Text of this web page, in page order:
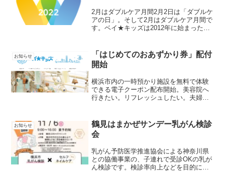
2月はダブルケア月間2月2日は「ダブルケ
アの日」。そして2月はダブルケア月間で
す。ベイ★キッズは2012年に始まったダ
りと協力してきました。ベイ★キッズで
は、昨年のダブ...
お知らせ
「はじめてのおあずかり券」配付
開始
横浜市内の一時預かり施設を無料で体験
できる電子クーポン配布開始。美容院へ
行きたい。リフレッシュしたい。夫婦二
以降に生まれた子どもがいる世帯。対象
世帯に属するきょうだ...
お知らせ
鶴見はまかぜサンデー乳がん検診
会
乳がん予防医学推進協会による神奈川県
との協働事業の、子連れで受診OKの乳が
ん検診です。検診率向上などを目的にイ